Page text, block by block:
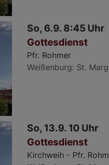
So, 6.9. 8:45 Uhr
Gottesdienst
Pfr. Rohmer
Weißenburg St.
So, 13.9. 10 Uhr
Gottesdienst
Kirchweih - Pfr.